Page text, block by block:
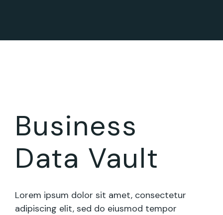
Business
Data Vault
Lorem ipsum dolor sit amet, consectetur
adipiscing elit, sed do eiusmod tempor